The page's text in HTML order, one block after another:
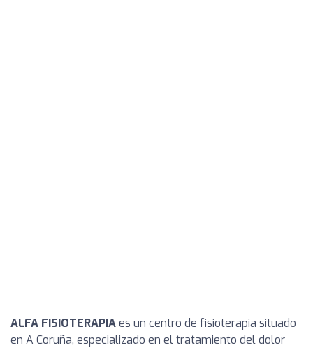
ALFA FISIOTERAPIAes un centro de fisioterapia situado
en A Coruña, especializado en el tratamiento del dolor